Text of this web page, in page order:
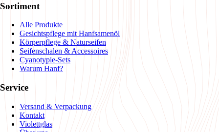
Sortiment
Alle Produkte
Gesichtspflege mit Hanfsamenöl
Körperpflege & Naturseifen
Seifenschalen & Accessoires
Cyanotypie-Sets
Warum Hanf?
Service
Versand & Verpackung
Kontakt
Violettglas